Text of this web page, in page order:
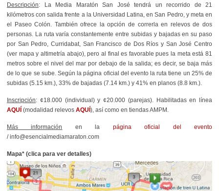
Descripción: La Media Maratón San José tendrá un recorrido de 21
kilómetros con salida frente a la Universidad Latina, en San Pedro, y meta en
el Paseo Colón. También ofrece la opción de correrla en relevos de dos
personas. La ruta varía constantemente entre subidas y bajadas en su paso
por San Pedro, Curridabat, San Francisco de Dos Ríos y San José Centro
(ver mapa y altimetría abajo), pero al final es favorable pues la meta está 81
metros sobre el nivel del mar por debajo de la salida; es decir, se baja más
de lo que se sube. Según la página oficial del evento la ruta tiene un 25% de
subidas (5.15 km.), 33% de bajadas (7.14 km.) y 41% en planos (8.8 km.).
Inscripción: ¢18.000 (individual) y ¢20.000 (parejas). Habilitadas en línea
AQUÍ (modalidad relevos AQUÍ), así como en tiendas AMPM.
Más información en la página oficial del evento
/ info@esencialmediamaraton.com
Mapa* (clica para ver detalles)